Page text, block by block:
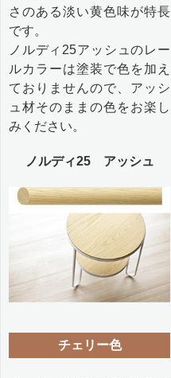
さのある淡い黄色味が特長
です。
ノルディ25アッシュのレー
ルカラーは塗装で色を加え
ておりませんので、アッシ
ュ材そのままの色をお楽し
みください。
ノルディ25 アッシュ
チェリー色